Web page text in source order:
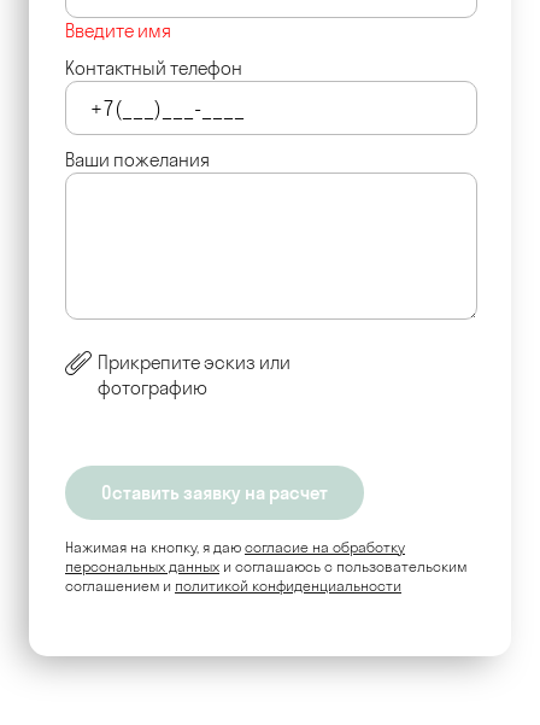
Введите имя
Контактный телефон
Ваши пожелания
Прикрепите эскиз или
фотографию
Нажимая на кнопку, я даю согласие на обработку
персональных данных и соглашаюсь c пользовательским
соглашением и политикой конфиденциальности